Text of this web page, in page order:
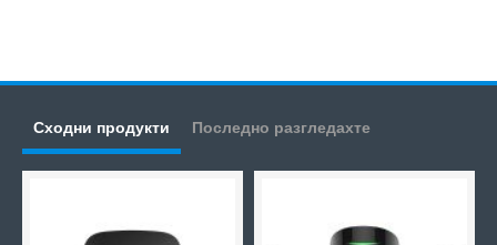
Сходни продукти Последно разгледахте